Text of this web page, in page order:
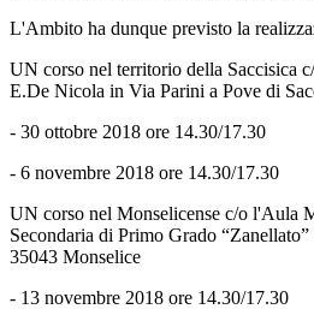
L'Ambito ha dunque previsto la
UN corso nel territorio della Saccisica
E.De Nicola in Via Parini a Pove di
- 30 ottobre 2018 ore 14.30/17.30
- 6 novembre 2018 ore 14.30/17.30
UN corso nel Monselicense c/o l'Aula
Secondaria di Primo Grado
35043 Monselice
- 13 novembre 2018 ore 14.30/17.30